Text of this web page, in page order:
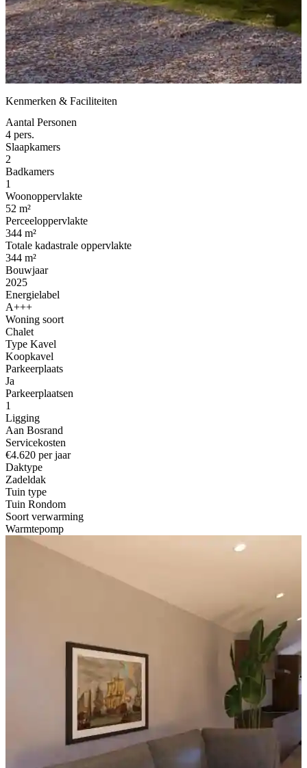
Kenmerken & Faciliteiten
Aantal Personen
4 pers.
Slaapkamers
2
Badkamers
1
Woonoppervlakte
52 m²
Perceeloppervlakte
344 m²
Totale kadastrale oppervlakte
344 m²
Bouwjaar
2025
Energielabel
A+++
Woning soort
Chalet
Type Kavel
Koopkavel
Parkeerplaats
Ja
Parkeerplaatsen
1
Ligging
Aan Bosrand
Servicekosten
€4.620 per jaar
Daktype
Zadeldak
Tuin type
Tuin Rondom
Soort verwarming
Warmtepomp